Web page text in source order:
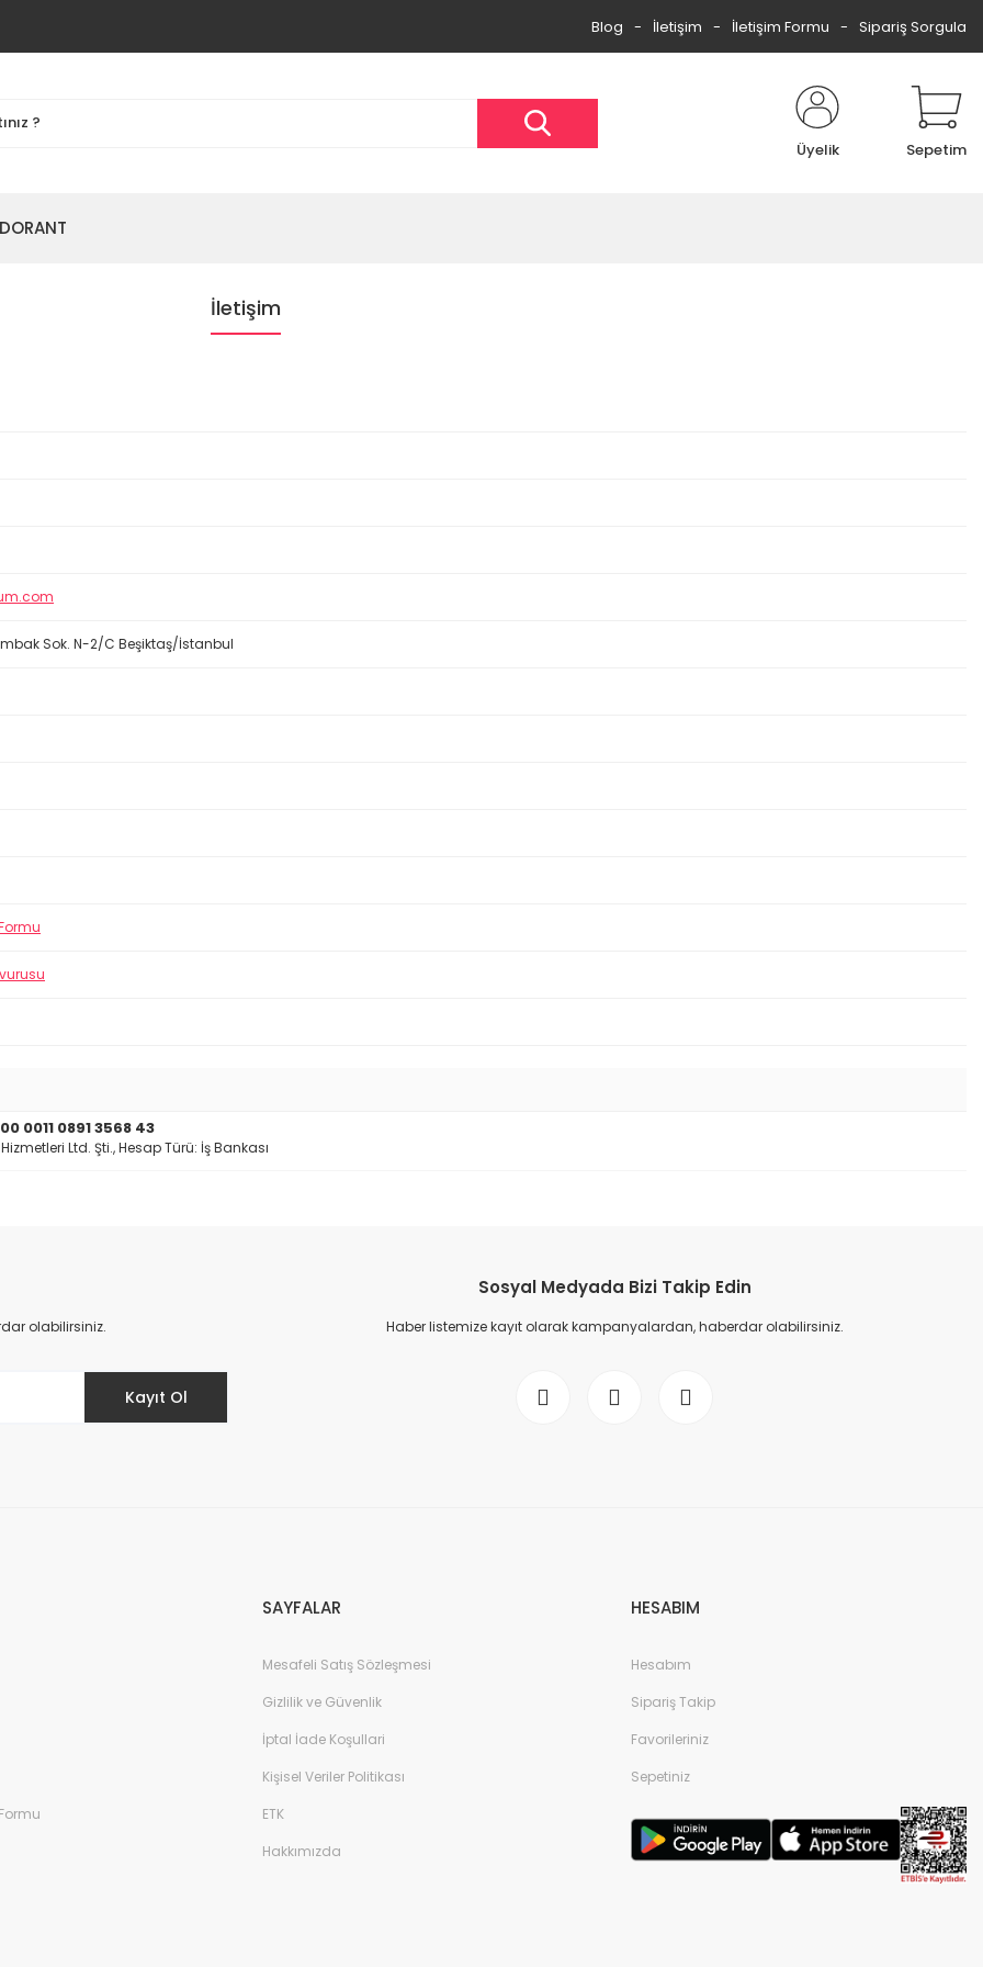
Blog İletişim İletişim Formu Sipariş Sorgula
Üyelik Sepetim
İletişim
Sok. N-2/C Beşiktaş/İstanbul
0011 0891 3568 43
Ltd. Şti., Hesap Türü: İş Bankası
olabilirsiniz.
Kayıt Ol
Sosyal Medyada Bizi Takip Edin
Haber listemize kayıt olarak kampanyalardan, haberdar olabilirsiniz.
SAYFALAR
Mesafeli Satış Sözleşmesi
Gizlilik ve Güvenlik
İptal İade Koşullari
Kişisel Veriler Politikası
ETK
Hakkımızda
HESABIM
Hesabım
Sipariş Takip
Favorileriniz
Sepetiniz